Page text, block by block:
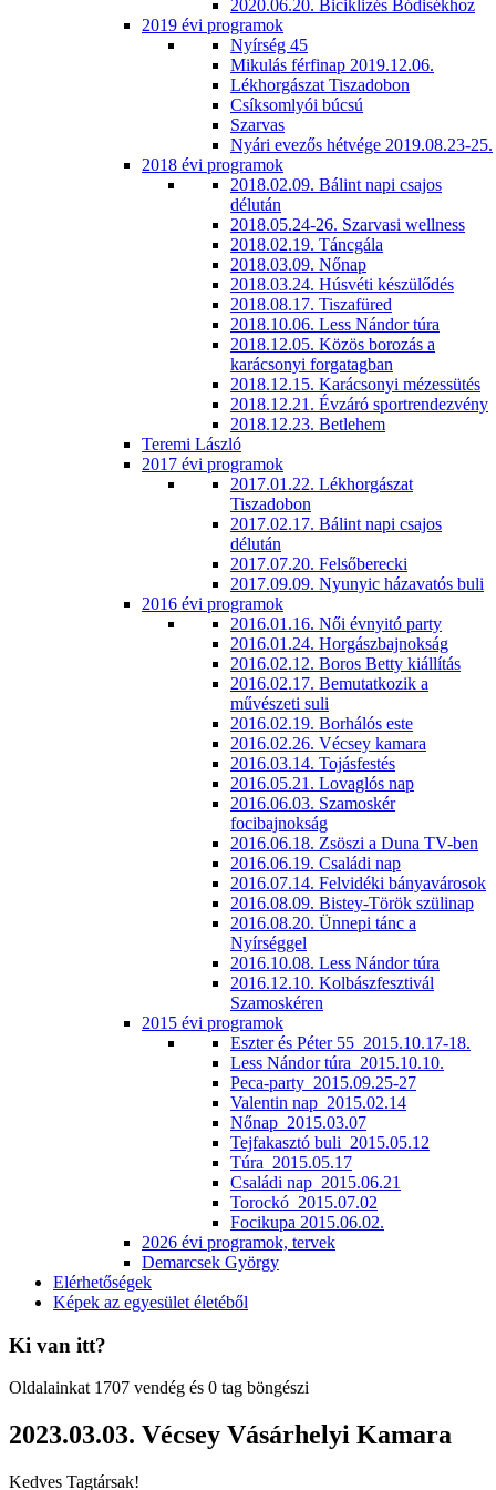
2020.06.20. Biciklizés Bódisékhoz
2019 évi programok
Nyírség 45
Mikulás férfinap 2019.12.06.
Lékhorgászat Tiszadobon
Csíksomlyói búcsú
Szarvas
Nyári evezős hétvége 2019.08.23-25.
2018 évi programok
2018.02.09. Bálint napi csajos
délután
2018.05.24-26. Szarvasi wellness
2018.02.19. Táncgála
2018.03.09. Nőnap
2018.03.24. Húsvéti készülődés
2018.08.17. Tiszafüred
2018.10.06. Less Nándor túra
2018.12.05. Közös borozás a
karácsonyi forgatagban
2018.12.15. Karácsonyi mézessütés
2018.12.21. Évzáró sportrendezvény
2018.12.23. Betlehem
Teremi László
2017 évi programok
2017.01.22. Lékhorgászat
Tiszadobon
2017.02.17. Bálint napi csajos
délután
2017.07.20. Felsőberecki
2017.09.09. Nyunyic házavatós buli
2016 évi programok
2016.01.16. Női évnyitó party
2016.01.24. Horgászbajnokság
2016.02.12. Boros Betty kiállítás
2016.02.17. Bemutatkozik a
művészeti suli
2016.02.19. Borhálós este
2016.02.26. Vécsey kamara
2016.03.14. Tojásfestés
2016.05.21. Lovaglós nap
2016.06.03. Szamoskér
focibajnokság
2016.06.18. Zsöszi a Duna TV-ben
2016.06.19. Családi nap
2016.07.14. Felvidéki bányavárosok
2016.08.09. Bistey-Török szülinap
2016.08.20. Ünnepi tánc a
Nyírséggel
2016.10.08. Less Nándor túra
2016.12.10. Kolbászfesztivál
Szamoskéren
2015 évi programok
Eszter és Péter 55_2015.10.17-18.
Less Nándor túra_2015.10.10.
Peca-party_2015.09.25-27
Valentin nap_2015.02.14
Nőnap_2015.03.07
Tejfakasztó buli_2015.05.12
Túra_2015.05.17
Családi nap_2015.06.21
Torockó_2015.07.02
Focikupa 2015.06.02.
2026 évi programok, tervek
Demarcsek György
Elérhetőségek
Képek az egyesület életéből
Ki van itt?
Oldalainkat 1707 vendég és 0 tag böngészi
2023.03.03. Vécsey Vásárhelyi Kamara
Kedves Tagtársak!